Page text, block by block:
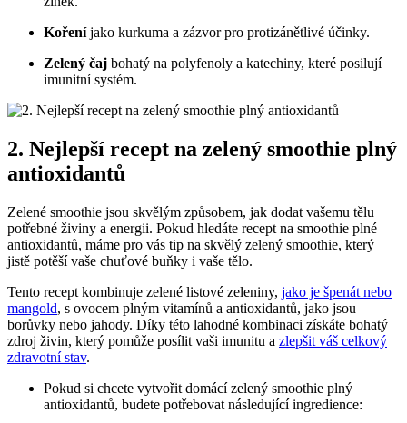
Kořeníjako kurkuma a zázvor pro protizánětlivé účinky.
Zelený čaj bohatý na polyfenoly a katechiny, které posilují
imunitní systém.
2. Nejlepší recept na zelený smoothie plný
antioxidantů
Zelené smoothie jsou skvělým způsobem, jak dodat vašemu tělu
potřebné živiny a energii. Pokud hledáte recept na smoothie plné
antioxidantů, máme pro vás tip na skvělý zelený smoothie, který
jistě potěší vaše chuťové buňky i vaše tělo.
Tento recept kombinuje zelené listové zeleniny, jako je špenát nebo
mangold, s ovocem plným vitamínů a antioxidantů, jako jsou
borůvky nebo jahody. Díky této lahodné kombinaci získáte bohatý
zdroj živin, který pomůže posílit vaši imunitu a zlepšit váš celkový
zdravotní stav.
Pokud si chcete vytvořit domácí zelený smoothie plný
antioxidantů, budete potřebovat následující ingredience: